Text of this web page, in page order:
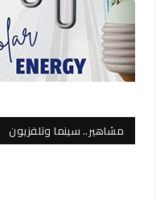
مشاهير.. سينما وتلفزيون